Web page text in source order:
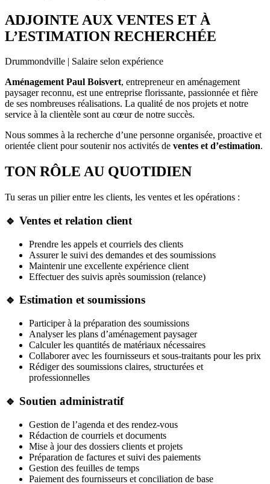
ADJOINTE AUX VENTES ET À
L’ESTIMATION RECHERCHÉE
Drummondville | Salaire selon expérience
Aménagement Paul Boisvert, entrepreneur en aménagement
paysager reconnu, est une entreprise florissante, passionnée et fière
de ses nombreuses réalisations. La qualité de nos projets et notre
service à la clientèle sont au cœur de notre succès.
Nous sommes à la recherche d’une personne organisée, proactive et
orientée client pour soutenir nos activités de ventes et d’estimation.
TON RÔLE AU QUOTIDIEN
Tu seras un pilier entre les clients, les ventes et les opérations :
🔹 Ventes et relation client
Prendre les appels et courriels des clients
Assurer le suivi des demandes et des soumissions
Maintenir une excellente expérience client
Effectuer des suivis après soumission (relance)
🔹 Estimation et soumissions
Participer à la préparation des soumissions
Analyser les plans d’aménagement paysager
Calculer les quantités de matériaux nécessaires
Collaborer avec les fournisseurs et sous-traitants pour les prix
Rédiger des soumissions claires, structurées et
professionnelles
🔹 Soutien administratif
Gestion de l’agenda et des rendez-vous
Rédaction de courriels et documents
Mise à jour des dossiers clients et projets
Préparation de factures et suivi des paiements
Gestion des feuilles de temps
Paiement des fournisseurs et conciliation de base